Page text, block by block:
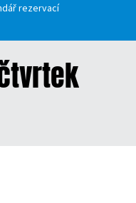
rezervací